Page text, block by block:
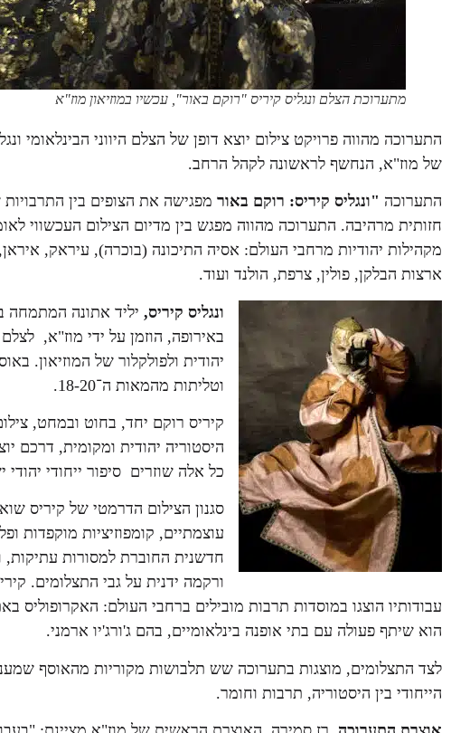
מתערוכת הצלם ונגליס קיריס "רוקם באור", עכשיו במוזיאון מוז"א
התערוכה מהווה פרויקט צילום יוצא דופן של הצלם היווני הבינלאומי
של מוז"א, הנחשף לראשונה לקהל הרחב.
התערוכה "ונגליס קיריס: רוקם באור מפגישה את הצופים בין התרבויות
חזותית מרהיבה. התערוכה מהווה מפגש בין מדיום הצילום העכשווי
מקהילות יהודיות מרחבי העולם: אסיה התיכונה (בוכרה), עיראק, איראן,
ארצות הבלקן, פולין, צרפת, הולנד ועוד.
ונגליס קיריס, יליד אתונה המתמחה
באירופה, הוזמן על ידי מוז"א,
יהודית ולפולקלור של המוזיאון.
וטליתות מהמאות ה־18-20.
קיריס רוקם יחד, בחוט ובמחט,
היסטוריה יהודית ומקומית, דרכם
כל אלה שוזרים סיפור ייחודי יהודי
סגנון הצילום הדרמטי של קיריס
עוצמתיים, קומפוזיציות מוקפדות
חדשנית החוברת למסורות עתיקות,
ורקמה ידנית על גבי התצלומים.
עבודותיו הוצגו במוסדות תרבות מובילים ברחבי העולם: האקרופוליס
הוא שיתף פעולה עם בתי אופנה בינלאומיים, בהם ג'ורג'יו ארמני.
לצד התצלומים, מוצגות בתערוכה שש תלבושות מקוריות מהאוסף
הייחודי בין היסטוריה, תרבות וחומר.